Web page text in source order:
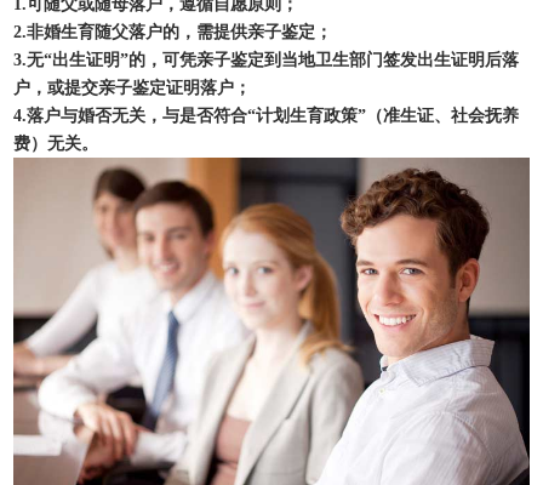
1.可随父或随母落户，遵循自愿原则；
2.非婚生育随父落户的，需提供亲子鉴定；
3.无“出生证明”的，可凭亲子鉴定到当地卫生部门签发出生证明后落
户，或提交亲子鉴定证明落户；
4.落户与婚否无关，与是否符合“计划生育政策”（准生证、社会抚养
费）无关。